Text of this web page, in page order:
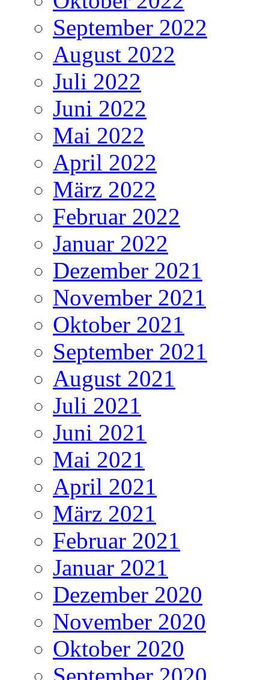
September 2022
August 2022
Juli 2022
Juni 2022
Mai 2022
April 2022
März 2022
Februar 2022
Januar 2022
Dezember 2021
November 2021
Oktober 2021
September 2021
August 2021
Juli 2021
Juni 2021
Mai 2021
April 2021
März 2021
Februar 2021
Januar 2021
Dezember 2020
November 2020
Oktober 2020